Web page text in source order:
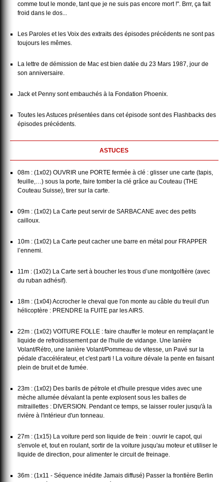
comme tout le monde, tant que je ne suis pas encore mort !". Brrr, ça fait
froid dans le dos...
Les Paroles et les Voix des extraits des épisodes précédents ne sont pas
toujours les mêmes.
La lettre de démission de Mac est bien datée du 23 Mars 1987, jour de
son anniversaire.
Jack et Penny sont embauchés à la Fondation Phoenix.
Toutes les Astuces présentées dans cet épisode sont des Flashbacks des
épisodes précédents.
ASTUCES
08m : (1x02) OUVRIR une PORTE fermée à clé : glisser une carte (tapis,
feuille,…) sous la porte, faire tomber la clé grâce au Couteau (THE
Couteau Suisse), tirer sur la carte.
09m : (1x02) La Carte peut servir de SARBACANE avec des petits
cailloux.
10m : (1x02) La Carte peut cacher une barre en métal pour FRAPPER
l’ennemi.
11m : (1x02) La Carte sert à boucher les trous d’une montgolfière (avec
du ruban adhésif).
18m : (1x04) Accrocher le cheval que l'on monte au câble du treuil d'un
hélicoptère : PRENDRE la FUITE par les AIRS.
22m : (1x02) VOITURE FOLLE : faire chauffer le moteur en remplaçant le
liquide de refroidissement par de l'huile de vidange. Une lanière
Volant/Rétro, une lanière Volant/Pommeau de vitesse, un Pavé sur la
pédale d'accélérateur, et c'est parti ! La voiture dévale la pente en faisant
plein de bruit et de fumée.
23m : (1x02) Des barils de pétrole et d'huile presque vides avec une
mèche allumée dévalant la pente explosent sous les balles de
mitraillettes : DIVERSION. Pendant ce temps, se laisser rouler jusqu'à la
rivière à l'intérieur d'un tonneau.
27m : (1x15) La voiture perd son liquide de frein : ouvrir le capot, qui
s'envole et, tout en roulant, sortir de la voiture jusqu'au moteur et utiliser le
liquide de direction, pour alimenter le circuit de freinage.
36m : (1x11 - Séquence inédite Jamais diffusé) Passer la frontière Berlin